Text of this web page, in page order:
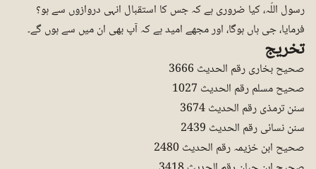
رسول اللّٰہ، کیا ضروری ہے کہ جس کا استقبال انہی دروازوں سے ہو؟
فرمایا، جی ہاں ہوگا، اور مجھے امید ہے کہ آپ بھی ان میں سے ہوں گے۔
تخریج
صحیح بخاری رقم الحدیث 3666
صحیح مسلم رقم الحدیث 1027
سنن ترمذی رقم الحدیث 3674
سنن نسائی رقم الحدیث 2439
صحیح ابن خزیمہ رقم الحدیث 2480